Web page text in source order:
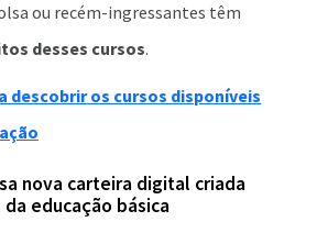
ou recém-ingressantes têm
desses cursos.
descobrir os cursos disponíveis
nova carteira digital criada
educação básica